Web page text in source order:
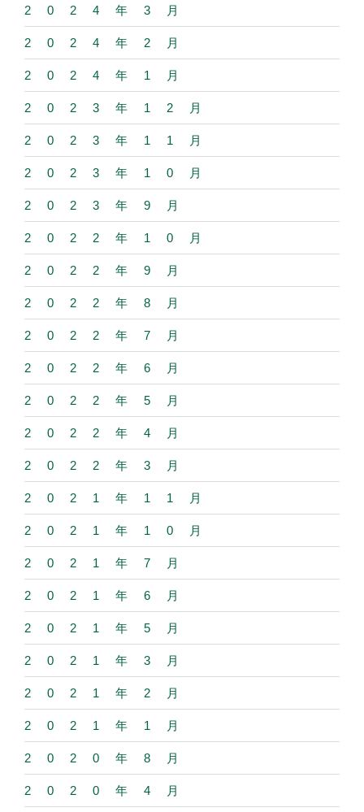
2024年3月
2024年2月
2024年1月
2023年12月
2023年11月
2023年10月
2023年9月
2022年10月
2022年9月
2022年8月
2022年7月
2022年6月
2022年5月
2022年4月
2022年3月
2021年11月
2021年10月
2021年7月
2021年6月
2021年5月
2021年3月
2021年2月
2021年1月
2020年8月
2020年4月